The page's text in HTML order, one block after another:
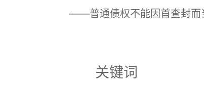
——普通债权不能因首查封而
关键词